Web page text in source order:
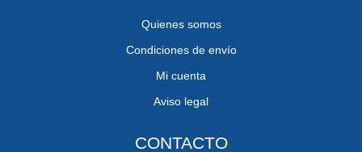
Quienes somos
Condiciones de envío
Mi cuenta
Aviso legal
CONTACTO